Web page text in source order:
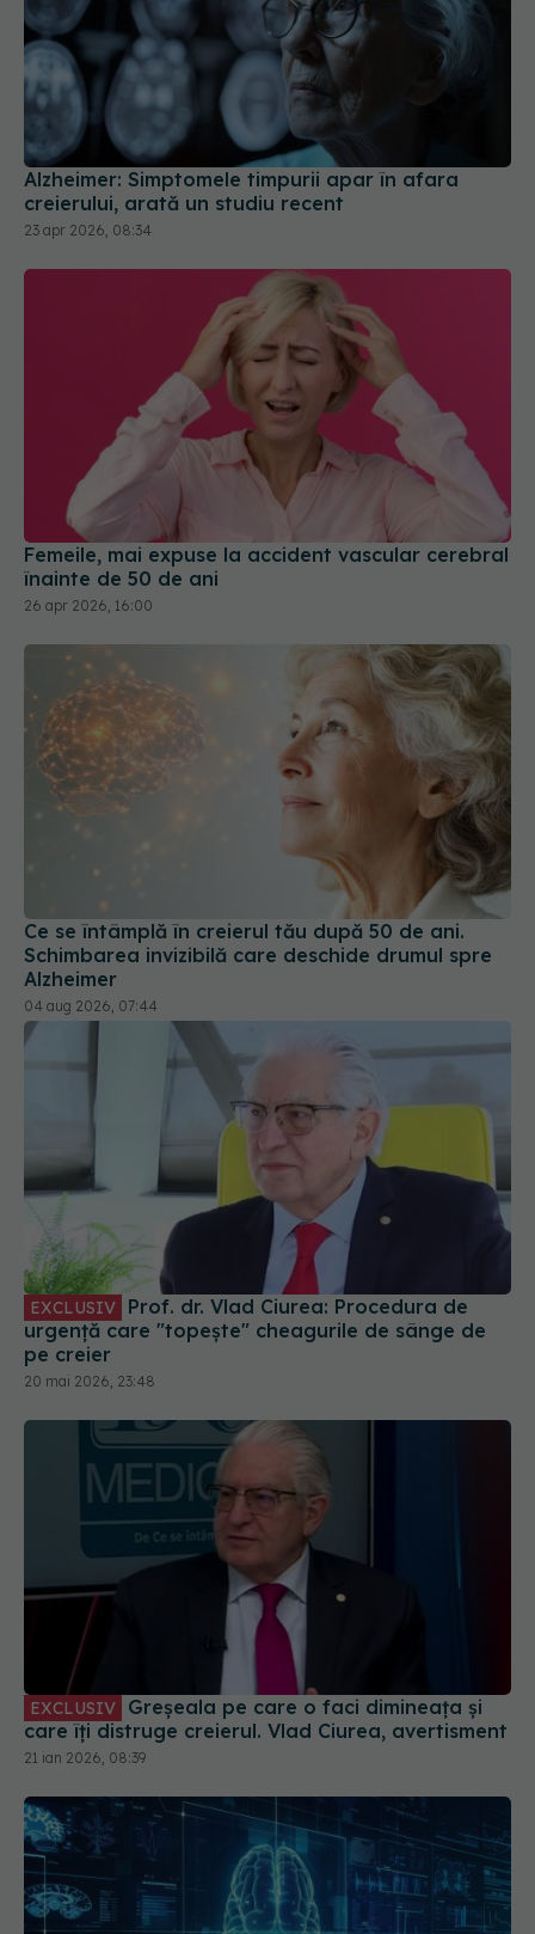
Alzheimer: Simptomele timpurii apar în afara
creierului, arată un studiu recent
23 apr 2026, 08:34
Femeile, mai expuse la accident vascular cerebral
înainte de 50 de ani
26 apr 2026, 16:00
Ce se întâmplă în creierul tău după 50 de ani.
Schimbarea invizibilă care deschide drumul spre
Alzheimer
04 aug 2026, 07:44
EXCLUSIV
urgență care "topește" cheagurile de sânge de
pe creier
20 mai 2026, 23:48
EXCLUSIV
care îți distruge creierul. Vlad Ciurea, avertisment
21 ian 2026, 08:39